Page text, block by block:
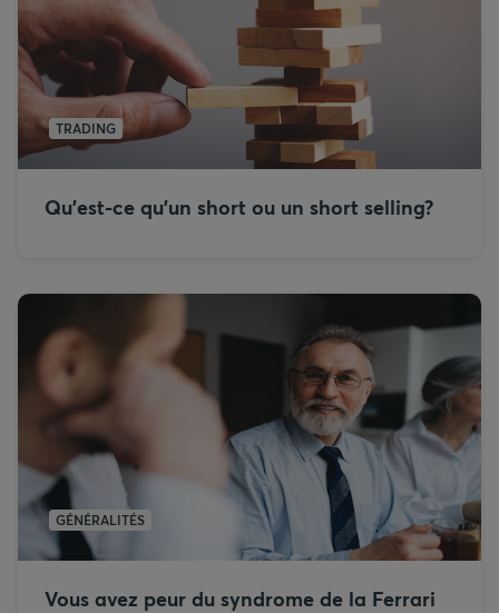
TRADING
Qu’est-ce qu’un short ou un short selling?
GÉNÉRALITÉS
Vous avez peur du syndrome de la Ferrari